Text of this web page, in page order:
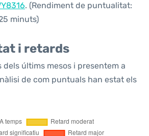
. (Rendiment de puntualitat:
minuts)
i retards
dels últims mesos i presentem a
de com puntuals han estat els